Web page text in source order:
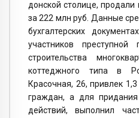
донской столице,
за 222 млн руб. Данные
бухгалтерских
участников
строительства
коттеджного типа в
Красочная, 26, привлек
граждан, а для
действий, выполнил